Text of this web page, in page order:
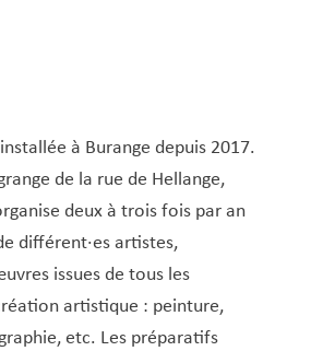
à Burange depuis 2017.
de la rue de Hellange,
deux à trois fois par an
différent·es artistes,
issues de tous les
artistique : peinture,
etc. Les préparatifs